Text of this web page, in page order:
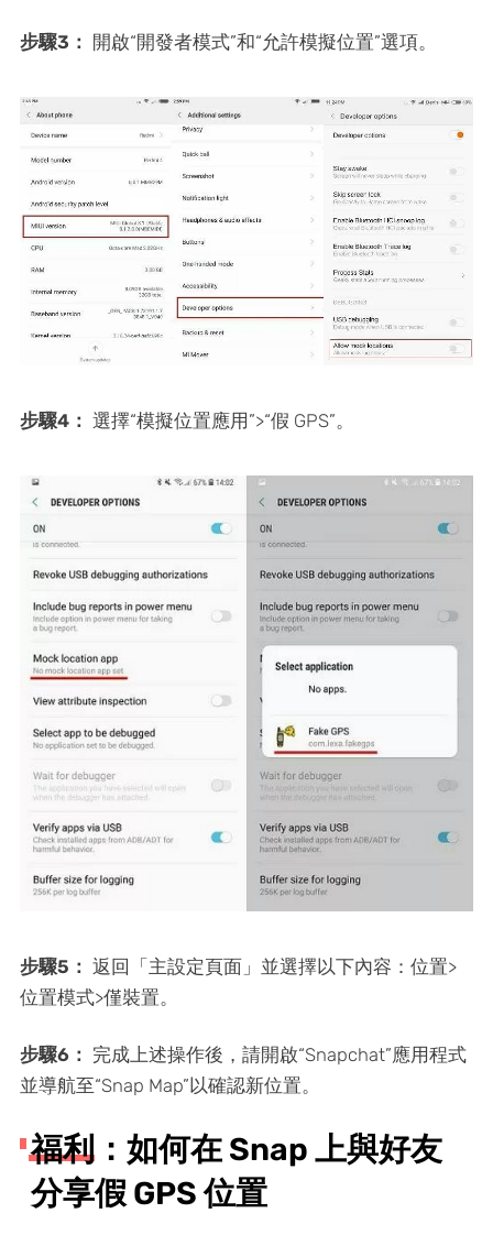
步驟3： 開啟“開發者模式”和“允許模擬位置”選項。
步驟4： 選擇“模擬位置應用”>“假 GPS”。
步驟5： 返回「主設定頁面」並選擇以下內容：位置>
位置模式>僅裝置。
步驟6： 完成上述操作後，請開啟“Snapchat”應用程式
並導航至“Snap Map”以確認新位置。
福利：如何在 Snap 上與好友
分享假 GPS 位置